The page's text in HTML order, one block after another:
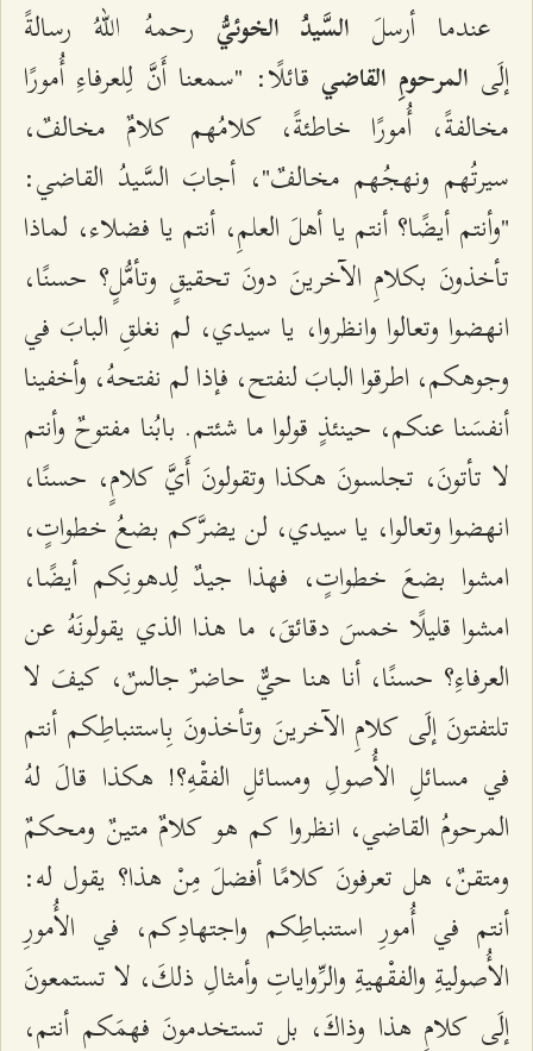
عندما أرسلَ السَّيدُ الخوئيُّ رحمهُ اللّهُ رسالةً
إلَى المرحومِ القاضي قائلًا: "سمعنا أَنَّ لِلعرفاءِ أُمورًا
مخالفةً، أُمورًا خاطئةً، كلامُهم كلامٌ مخالفٌ،
سيرتُهم ونهجُهم مخالفٌ"، أجابَ السَّيدُ القاضي:
"وأنتم أيضًا؟ أنتم يا أهلَ العلمِ، أنتم يا فضلاء، لماذا
تأخذونَ بكلامِ الآخرينَ دونَ تحقيقٍ وتأمُّلٍ؟ حسنًا،
انهضوا وتعالوا وانظروا، يا سيدي، لم نغلقِ البابَ في
وجوهكم، اطرقوا البابَ لنفتح، فإذا لم نفتحهُ، وأخفينا
أنفسَنا عنكم، حينئذٍ قولوا ما شئتم. بابُنا مفتوحٌ وأنتم
لا تأتونَ، تجلسونَ هكذا وتقولونَ أَيَّ كلامٍ، حسنًا،
انهضوا وتعالوا، يا سيدي، لن يضرَّكم بضعُ خطواتٍ،
امشوا بضعَ خطواتٍ، فهذا جيدٌ لِدهونِكم أيضًا،
امشوا قليلًا خمسَ دقائقَ، ما هذا الذي يقولونَهُ عن
العرفاءِ؟ حسنًا، أنا هنا حيٌّ حاضرٌ جالسٌ، كيفَ لا
تلتفتونَ إلَى كلامِ الآخرينَ وتأخذونَ بِاستنباطِكم أنتم
في مسائلِ الأُصولِ ومسائلِ الفقْهِ؟! هكذا قالَ لهُ
المرحومُ القاضي، انظروا كم هو كلامٌ متينٌ ومحكمٌ
ومتقنٌ، هل تعرفونَ كلامًا أفضلَ مِنْ هذا؟ يقول له:
أنتم في أُمورِ استنباطِكم واجتهادِكم، في الأُمورِ
الأُصوليةِ والفقْهيةِ والرِّواياتِ وأمثالِ ذلكَ، لا تستمعونَ
إلَى كلامِ هذا وذاكَ، بل تستخدمونَ فهمَكم أنتم،